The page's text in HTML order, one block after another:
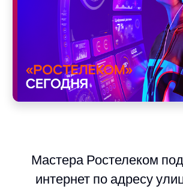
Мастера Ростелеком
интернет по адресу